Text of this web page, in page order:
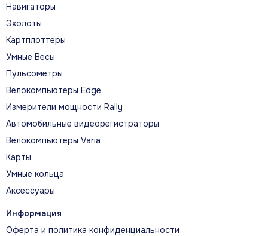
Навигаторы
Эхолоты
Картплоттеры
Умные Весы
Пульсометры
Велокомпьютеры Edge
Измерители мощности Rally
Автомобильные видеорегистраторы
Велокомпьютеры Varia
Карты
Умные кольца
Аксессуары
Информация
Оферта и политика конфиденциальности